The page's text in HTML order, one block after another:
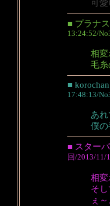
可愛
■ プラナ
13:24:52/
相
毛糸
■ korochan
17:48:13/
あ
僕の
■ スター
回/2013/11/
相
そ
ぇ～